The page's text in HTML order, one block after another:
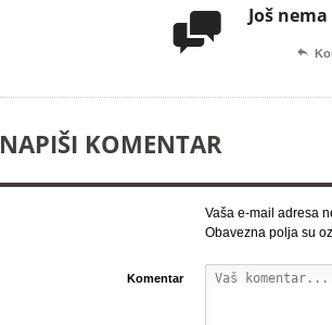
 Još

NAPIŠI KOMENTAR
Vaša e-mail adresa
Obavezna polja su
Komentar